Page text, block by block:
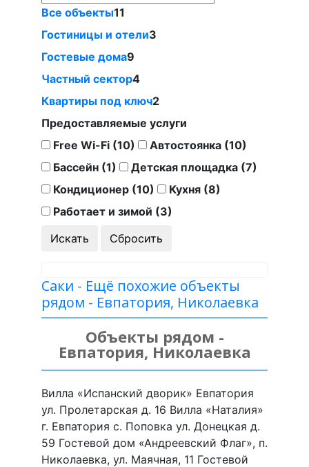
Все объекты11
Гостиницы и отели3
Гостевые дома9
Частный сектор4
Квартиры под ключ2
Предоставляемые услуги
Free Wi-Fi (10)
Автостоянка (10)
Бассейн (1)
Детская площадка (7)
Кондиционер (10)
Кухня (8)
Работает и зимой (3)
Саки - Ещё похожие объекты
рядом - Евпатория, Николаевка
Объекты рядом -
Евпатория, Николаевка
Вилла «Испанский дворик» Евпатория
ул. Пролетарская д. 16 Вилла «Наталия»
г. Евпатория с. Поповка ул. Донецкая д.
59 Гостевой дом «Андреевский Флаг», п.
Николаевка, ул. Маячная, 11 Гостевой